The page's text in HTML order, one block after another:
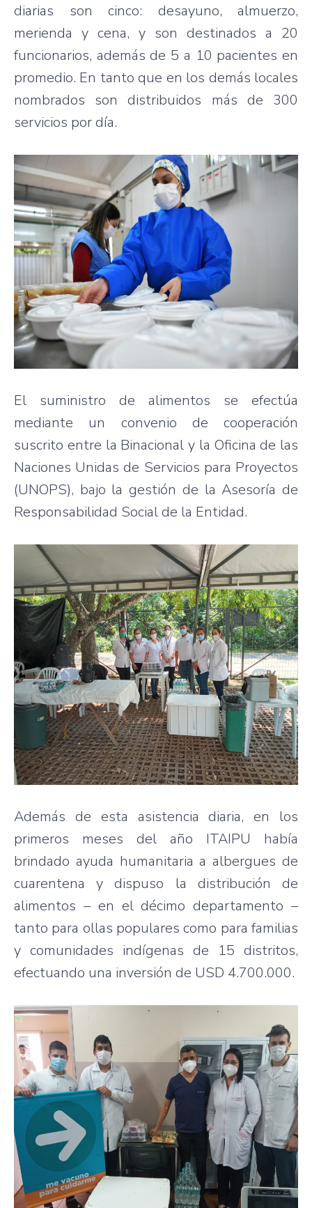
diarias son cinco: desayuno, almuerzo,
merienda y cena, y son destinados a 20
funcionarios, además de 5 a 10 pacientes en
promedio. En tanto que en los demás locales
nombrados son distribuidos más de 300
servicios por día.
El suministro de alimentos se efectúa
mediante un convenio de cooperación
suscrito entre la Binacional y la Oficina de las
Naciones Unidas de Servicios para Proyectos
(UNOPS), bajo la gestión de la Asesoría de
Responsabilidad Social de la Entidad.
Además de esta asistencia diaria, en los
primeros meses del año ITAIPU había
brindado ayuda humanitaria a albergues de
cuarentena y dispuso la distribución de
alimentos – en el décimo departamento –
tanto para ollas populares como para familias
y comunidades indígenas de 15 distritos,
efectuando una inversión de USD 4.700.000.